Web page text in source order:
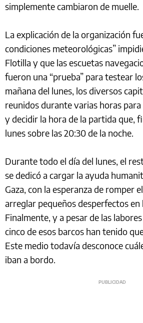
simplemente cambiaron de muelle.
La explicación de la organización
condiciones meteorológicas”
Flotilla y que las escuetas
fueron una “prueba” para testear
mañana del lunes, los diversos
reunidos durante varias horas
y decidir la hora de la partida que,
lunes sobre las 20:30 de la noche.
Durante todo el día del lunes, el
se dedicó a cargar la ayuda
Gaza, con la esperanza de romper
arreglar pequeños desperfectos en
Finalmente, y a pesar de las
cinco de esos barcos han tenido
Este medio todavía desconoce
iban a bordo.